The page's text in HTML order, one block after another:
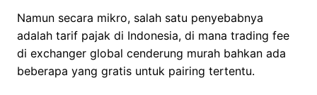
Namun secara mikro, salah satu penyebabnya
adalah tarif pajak di Indonesia, di mana trading fee
di exchanger global cenderung murah bahkan ada
beberapa yang gratis untuk pairing tertentu.